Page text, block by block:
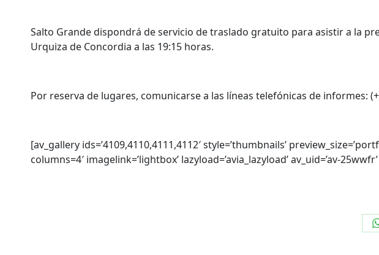
Salto Grande dispondrá de servicio de traslado gratuito para asistir a la
Urquiza de Concordia a las 19:15 horas.
Por reserva de lugares, comunicarse a las líneas telefónicas de informes:
[av_gallery ids=’4109,4110,4111,4112′ style=’thumbnails’
columns=4′ imagelink=’lightbox’ lazyload=’avia_lazyload’ av_uid=’av-